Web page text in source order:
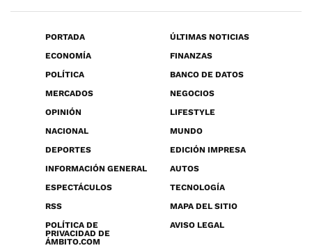
PORTADA
ÚLTIMAS NOTICIAS
ECONOMÍA
FINANZAS
POLÍTICA
BANCO DE DATOS
MERCADOS
NEGOCIOS
OPINIÓN
LIFESTYLE
NACIONAL
MUNDO
DEPORTES
EDICIÓN IMPRESA
INFORMACIÓN GENERAL
AUTOS
ESPECTÁCULOS
TECNOLOGÍA
RSS
MAPA DEL SITIO
POLÍTICA DE
PRIVACIDAD DE
ÁMBITO.COM
AVISO LEGAL